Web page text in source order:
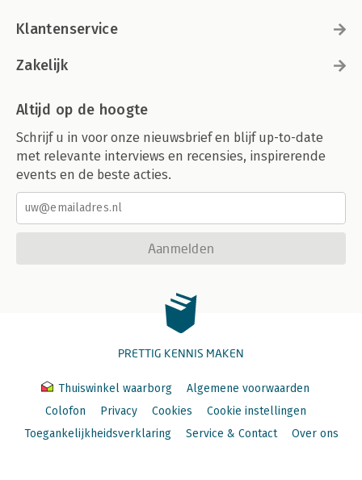
Klantenservice
Zakelijk
Altijd op de hoogte
Schrijf u in voor onze nieuwsbrief en blijf up-to-date
met relevante interviews en recensies, inspirerende
events en de beste acties.
Aanmelden
PRETTIG KENNIS MAKEN
Thuiswinkel waarborg
Algemene voorwaarden
Colofon
Privacy Cookies
Cookie instellingen
Toegankelijkheidsverklaring
Service & Contact Over ons